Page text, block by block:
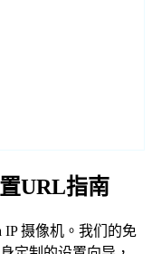
URL指南
IP 摄像机。我们的免